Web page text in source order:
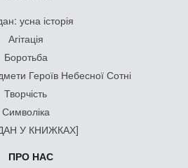
усна історія
Агітація
Боротьба
Героїв Небесної Сотні
Творчість
Символіка
У КНИЖКАХ]
ПРО НАС